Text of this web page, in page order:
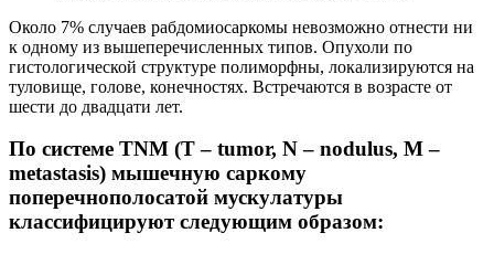
Около 7% случаев рабдомиосаркомы невозможно отнести ни
к одному из вышеперечисленных типов. Опухоли по
гистологической структуре полиморфны, локализируются на
туловище, голове, конечностях. Встречаются в возрасте от
шести до двадцати лет.
По системе TNM (T – tumor, N – nodulus, M –
metastasis) мышечную саркому
поперечнополосатой мускулатуры
классифицируют следующим образом: